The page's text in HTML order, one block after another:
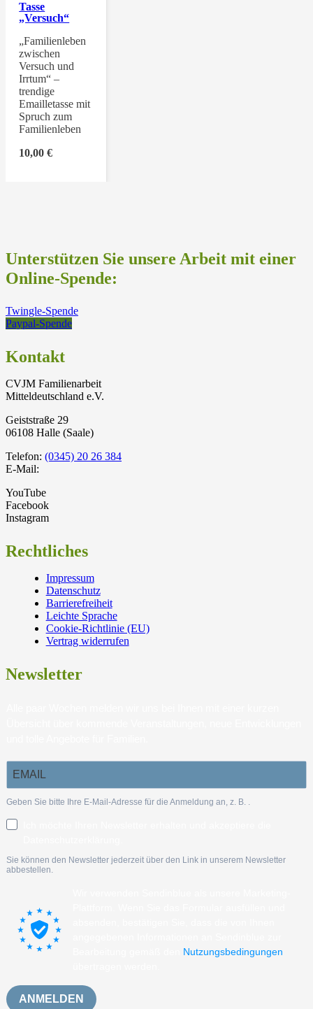
Tasse
„Versuch“
„Familienleben
zwischen
Versuch und
Irrtum“ –
trendige
Emailletasse mit
Spruch zum
Familienleben
10,00€
Unterstützen Sie unsere Arbeit mit einer
Online-Spende:
Twingle-Spende
Paypal-Spende
Kontakt
CVJM Familienarbeit
Mitteldeutschland e.V.
Geiststraße 29
06108 Halle (Saale)
Telefon: (0345) 20 26 384
E-Mail:
YouTube
Facebook
Instagram
Rechtliches
Impressum
Datenschutz
Barrierefreiheit
Leichte Sprache
Cookie-Richtlinie (EU)
Vertrag widerrufen
Newsletter
Geben Sie bitte Ihre E-Mail-Adresse für die Anmeldung an, z. B.
Sie können den Newsletter jederzeit über den Link in unserem Newsletter
abbestellen.
Nutzungsbedingungen
ANMELDEN